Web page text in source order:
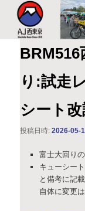
AJ西東京
このサイトは、オ
す。XServer
BRM516
り:試走
シート
投稿日時:2026-05-
富士大回り
キューシー
と備考に記
自体に変更